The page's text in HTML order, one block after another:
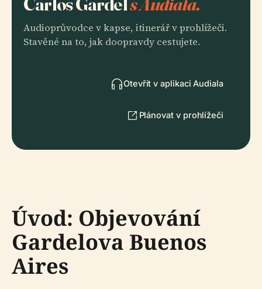
Audioprůvodce v kapse, itinerář v prohlížeči.
Stavěné na to, jak doopravdy cestujete.
Otevřít v aplikaci Audiala
Plánovat v prohlížeči
Úvod: Objevování
Gardelova Buenos
Aires